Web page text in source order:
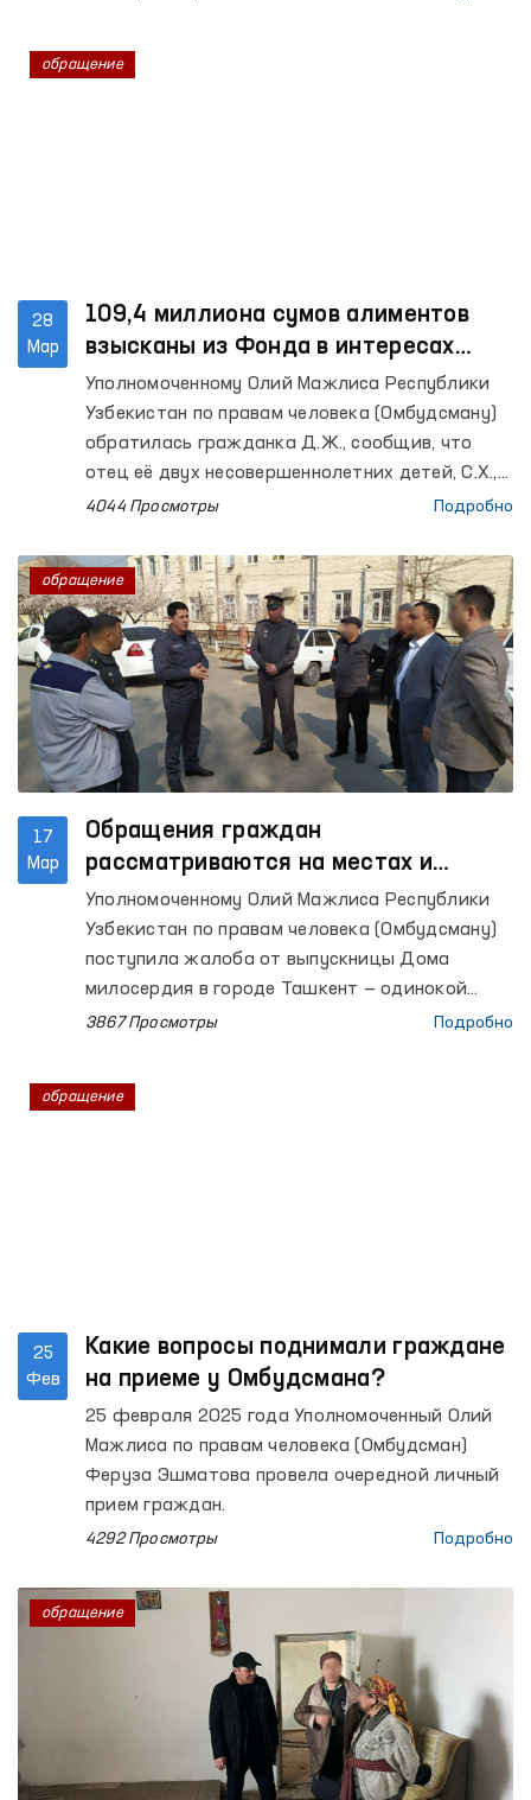
юридических лиц могут обратиться в
28
Мар
109,4 миллиона сумов алиментов
взысканы из Фонда в интересах
несовершеннолетних – Омбудсман
Уполномоченному Олий Мажлиса Республики
Узбекистан по правам человека (Омбудсману)
обратилась гражданка Д.Ж., сообщив, что
отец её двух несовершеннолетних детей, С.Х., в
течение длительного времени уклоняется от
подавала заявление на погашение
задолженности за счёт средств Алиментного
фонда, однако её обращение не было
удовлетворено.
4044 Просмотры Подробно
обращение
17
Мар
Обращения граждан
рассматриваются на местах и
получают положительное решение
Уполномоченному Олий Мажлиса Республики
Узбекистан по правам человека (Омбудсману)
поступила жалоба от выпускницы Дома
милосердия в городе Ташкент — одинокой
девушки, оставшейся без попечения
3867 Просмотры Подробно
обращение
25
Фев
Какие вопросы поднимали граждане
на приеме у Омбудсмана?
25 февраля 2025 года Уполномоченный Олий
Мажлиса по правам человека (Омбудсман)
Феруза Эшматова провела очередной личный
прием граждан.
4292 Просмотры Подробно
обращение
обращение